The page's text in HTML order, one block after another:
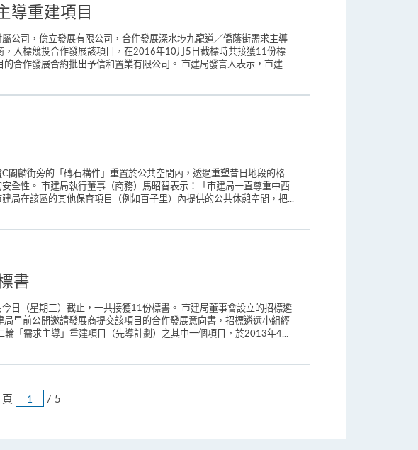
導重建項目
公司，億立發展有限公司，合作發展深水埗九龍道／僑蔭街需求主導
入標競投合作發展該項目，在2016年10月5日截標時共接獲11份標
合作發展合約批出予信和置業有限公司。 市建局發言人表示，市建...
麟街旁的「磚石構件」重置於公共空間內，透過重塑昔日地段的格
全性。 市建局執行董事（商務）馬昭智表示：「市建局一直尊重中西
局在該區的其他保育項目（例如百子里）內提供的公共休憩空間，把...
書
日（星期三）截止，一共接獲11份標書。 市建局董事會設立的招標遴
早前公開邀請發展商提交該項目的合作發展意向書，招標遴選小組經
「需求主導」重建項目（先導計劃）之其中一個項目，於2013年4...
頁 / 5跳